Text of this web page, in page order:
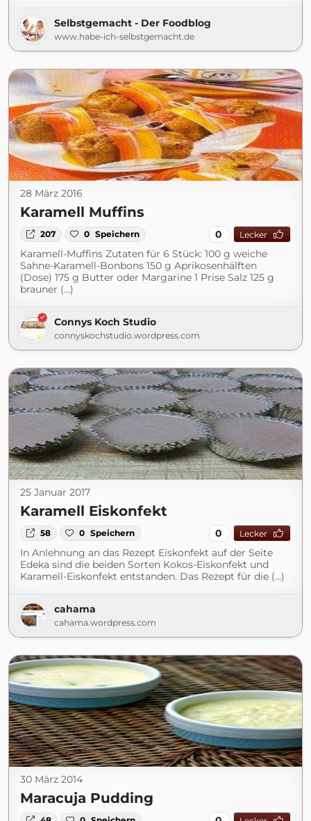
Selbstgemacht - Der Foodblog
www.habe-ich-selbstgemacht.de
28 März 2016
Karamell Muffins
207 0 Speichern 0 Lecker
Karamell-Muffins Zutaten für 6 Stück: 100 g weiche
Sahne-Karamell-Bonbons 150 g Aprikosenhälften
(Dose) 175 g Butter oder Margarine 1 Prise Salz 125 g
brauner (...)
Connys Koch Studio
connyskochstudio.wordpress.com
25 Januar 2017
Karamell Eiskonfekt
58 0 Speichern 0 Lecker
In Anlehnung an das Rezept Eiskonfekt auf der Seite
Edeka sind die beiden Sorten Kokos-Eiskonfekt und
Karamell-Eiskonfekt entstanden. Das Rezept für die (...)
cahama
cahama.wordpress.com
30 März 2014
Maracuja Pudding